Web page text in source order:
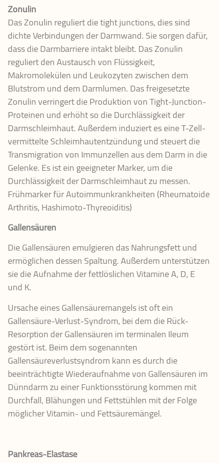
Zonulin
Das Zonulin reguliert die tight junctions, dies sind
dichte Verbindungen der Darmwand. Sie sorgen dafür,
dass die Darmbarriere intakt bleibt. Das Zonulin
reguliert den Austausch von Flüssigkeit,
Makromolekülen und Leukozyten zwischen dem
Blutstrom und dem Darmlumen. Das freigesetzte
Zonulin verringert die Produktion von Tight-Junction-
Proteinen und erhöht so die Durchlässigkeit der
Darmschleimhaut. Außerdem induziert es eine T-Zell-
vermittelte Schleimhautentzündung und steuert die
Transmigration von Immunzellen aus dem Darm in die
Gelenke. Es ist ein geeigneter Marker, um die
Durchlässigkeit der Darmschleimhaut zu messen.
Frühmarker für Autoimmunkrankheiten (Rheumatoide
Arthritis, Hashimoto-Thyreoiditis)
Gallensäuren
Die Gallensäuren emulgieren das Nahrungsfett und
ermöglichen dessen Spaltung. Außerdem unterstützen
sie die Aufnahme der fettlöslichen Vitamine A, D, E
und K.
Ursache eines Gallensäuremangels ist oft ein
Gallensäure-Verlust-Syndrom, bei dem die Rück-
Resorption der Gallensäuren im terminalen Ileum
gestört ist. Beim dem sogenannten
Gallensäureverlustsyndrom kann es durch die
beeinträchtigte Wiederaufnahme von Gallensäuren im
Dünndarm zu einer Funktionsstörung kommen mit
Durchfall, Blähungen und Fettstühlen mit der Folge
möglicher Vitamin- und Fettsäuremängel.
Pankreas-Elastase